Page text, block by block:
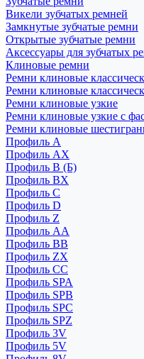
Викели зубчатых ремней
Замкнутые зубчатые ремни
Открытые зубчатые ремни
Аксессуары для зубчатых
Клиновые ремни
Ремни клиновые
Ремни клиновые
Ремни клиновые узкие
Ремни клиновые узкие с
Ремни клиновые
Профиль A
Профиль AX
Профиль B (Б)
Профиль BX
Профиль C
Профиль D
Профиль Z
Профиль АА
Профиль BB
Профиль ZX
Профиль CC
Профиль SPA
Профиль SPB
Профиль SPC
Профиль SPZ
Профиль 3V
Профиль 5V